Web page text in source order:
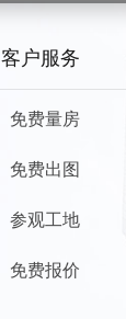
客户服务
免费量房
免费出图
参观工地
免费报价